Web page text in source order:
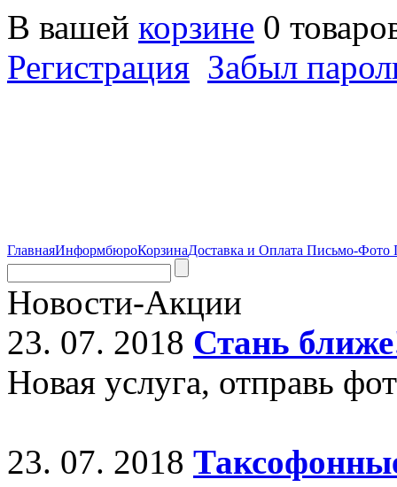
В вашей корзине 0
Регистрация Забыл
ГлавнаяИнформбюроКорзинаДоставка и Оплата Письмо-Фото
Новости-Акции
23. 07. 2018 Стань
Новая услуга, отправь
23. 07. 2018